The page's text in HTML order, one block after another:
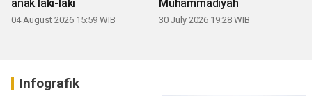
anak laki-laki
04 August 2026 15:59 WIB
Muhammadiyah
30 July 2026 19:28 WIB
Infografik